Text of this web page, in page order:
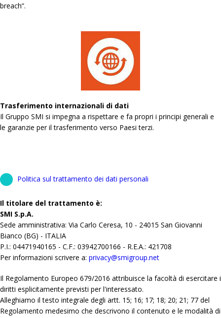
breach”.
Trasferimento internazionali di dati
Il Gruppo SMI si impegna a rispettare e fa propri i principi generali e
le garanzie per il trasferimento verso Paesi terzi.
Politica sul trattamento dei dati personali
Il titolare del trattamento è:
SMI S.p.A.
Sede amministrativa: Via Carlo Ceresa, 10 - 24015 San Giovanni
Bianco (BG) - ITALIA
P.I.: 04471940165 - C.F.: 03942700166 - R.E.A.: 421708
Per informazioni scrivere a: privacy@smigroup.net
Il Regolamento Europeo 679/2016 attribuisce la facoltà di esercitare i
diritti esplicitamente previsti per l'interessato.
Alleghiamo il testo integrale degli artt. 15; 16; 17; 18; 20; 21; 77 del
Regolamento medesimo che descrivono il contenuto e le modalità di